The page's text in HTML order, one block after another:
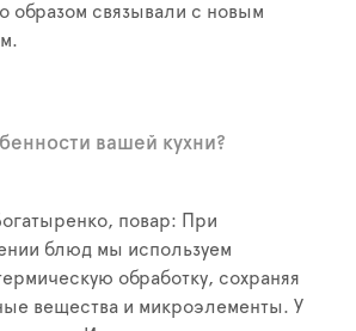
образом связывали с новым
вашей кухни?
повар: При
блюд мы используем
обработку, сохраняя
вещества и микроэлементы. У